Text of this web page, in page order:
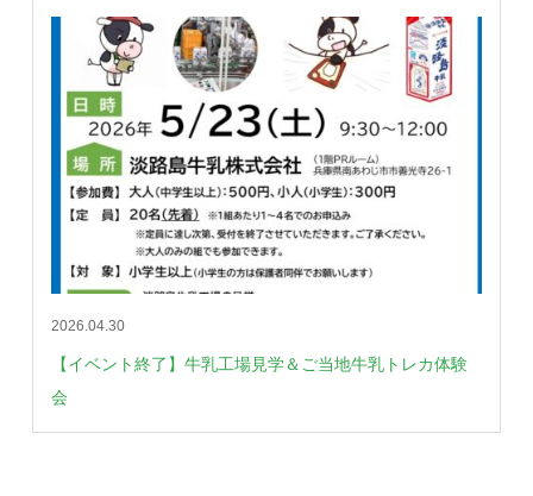
2026.04.30
【イベント終了】牛乳工場見学＆ご当地牛乳トレカ体験
会